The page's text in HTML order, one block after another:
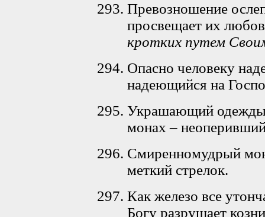
Превозношение
просвещает их
кротких путем
Опасно человеку
надеющийся на
Украшающий одежды
монах –
Смиренномудрый
меткий стрелок.
Как железо все
Богу разрушает